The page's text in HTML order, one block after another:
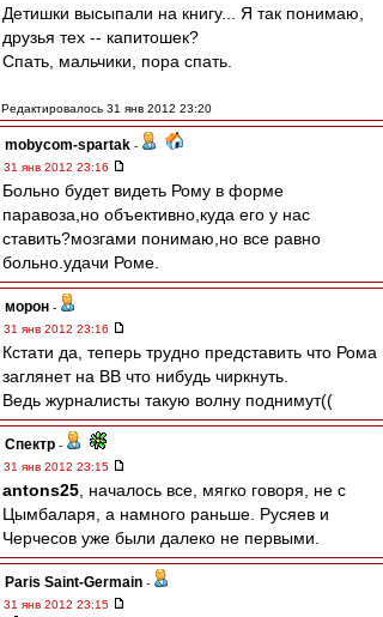
Детишки высыпали на книгу... Я так понимаю,
друзья тех -- капитошек?
Спать, мальчики, пора спать.
Редактировалось 31 янв 2012 23:20
mobycom-spartak -
31 янв 2012 23:16
Больно будет видеть Рому в форме
паравоза,но объективно,куда его у нас
ставить?мозгами понимаю,но все равно
больно.удачи Роме.
морон -
31 янв 2012 23:16
Кстати да, теперь трудно представить что Рома
заглянет на ВВ что нибудь чиркнуть.
Ведь журналисты такую волну поднимут((
Спектр -
31 янв 2012 23:15
antons25 , началось все, мягко говоря, не с
Цымбаларя, а намного раньше. Русяев и
Черчесов уже были далеко не первыми.
Paris Saint-Germain -
31 янв 2012 23:15